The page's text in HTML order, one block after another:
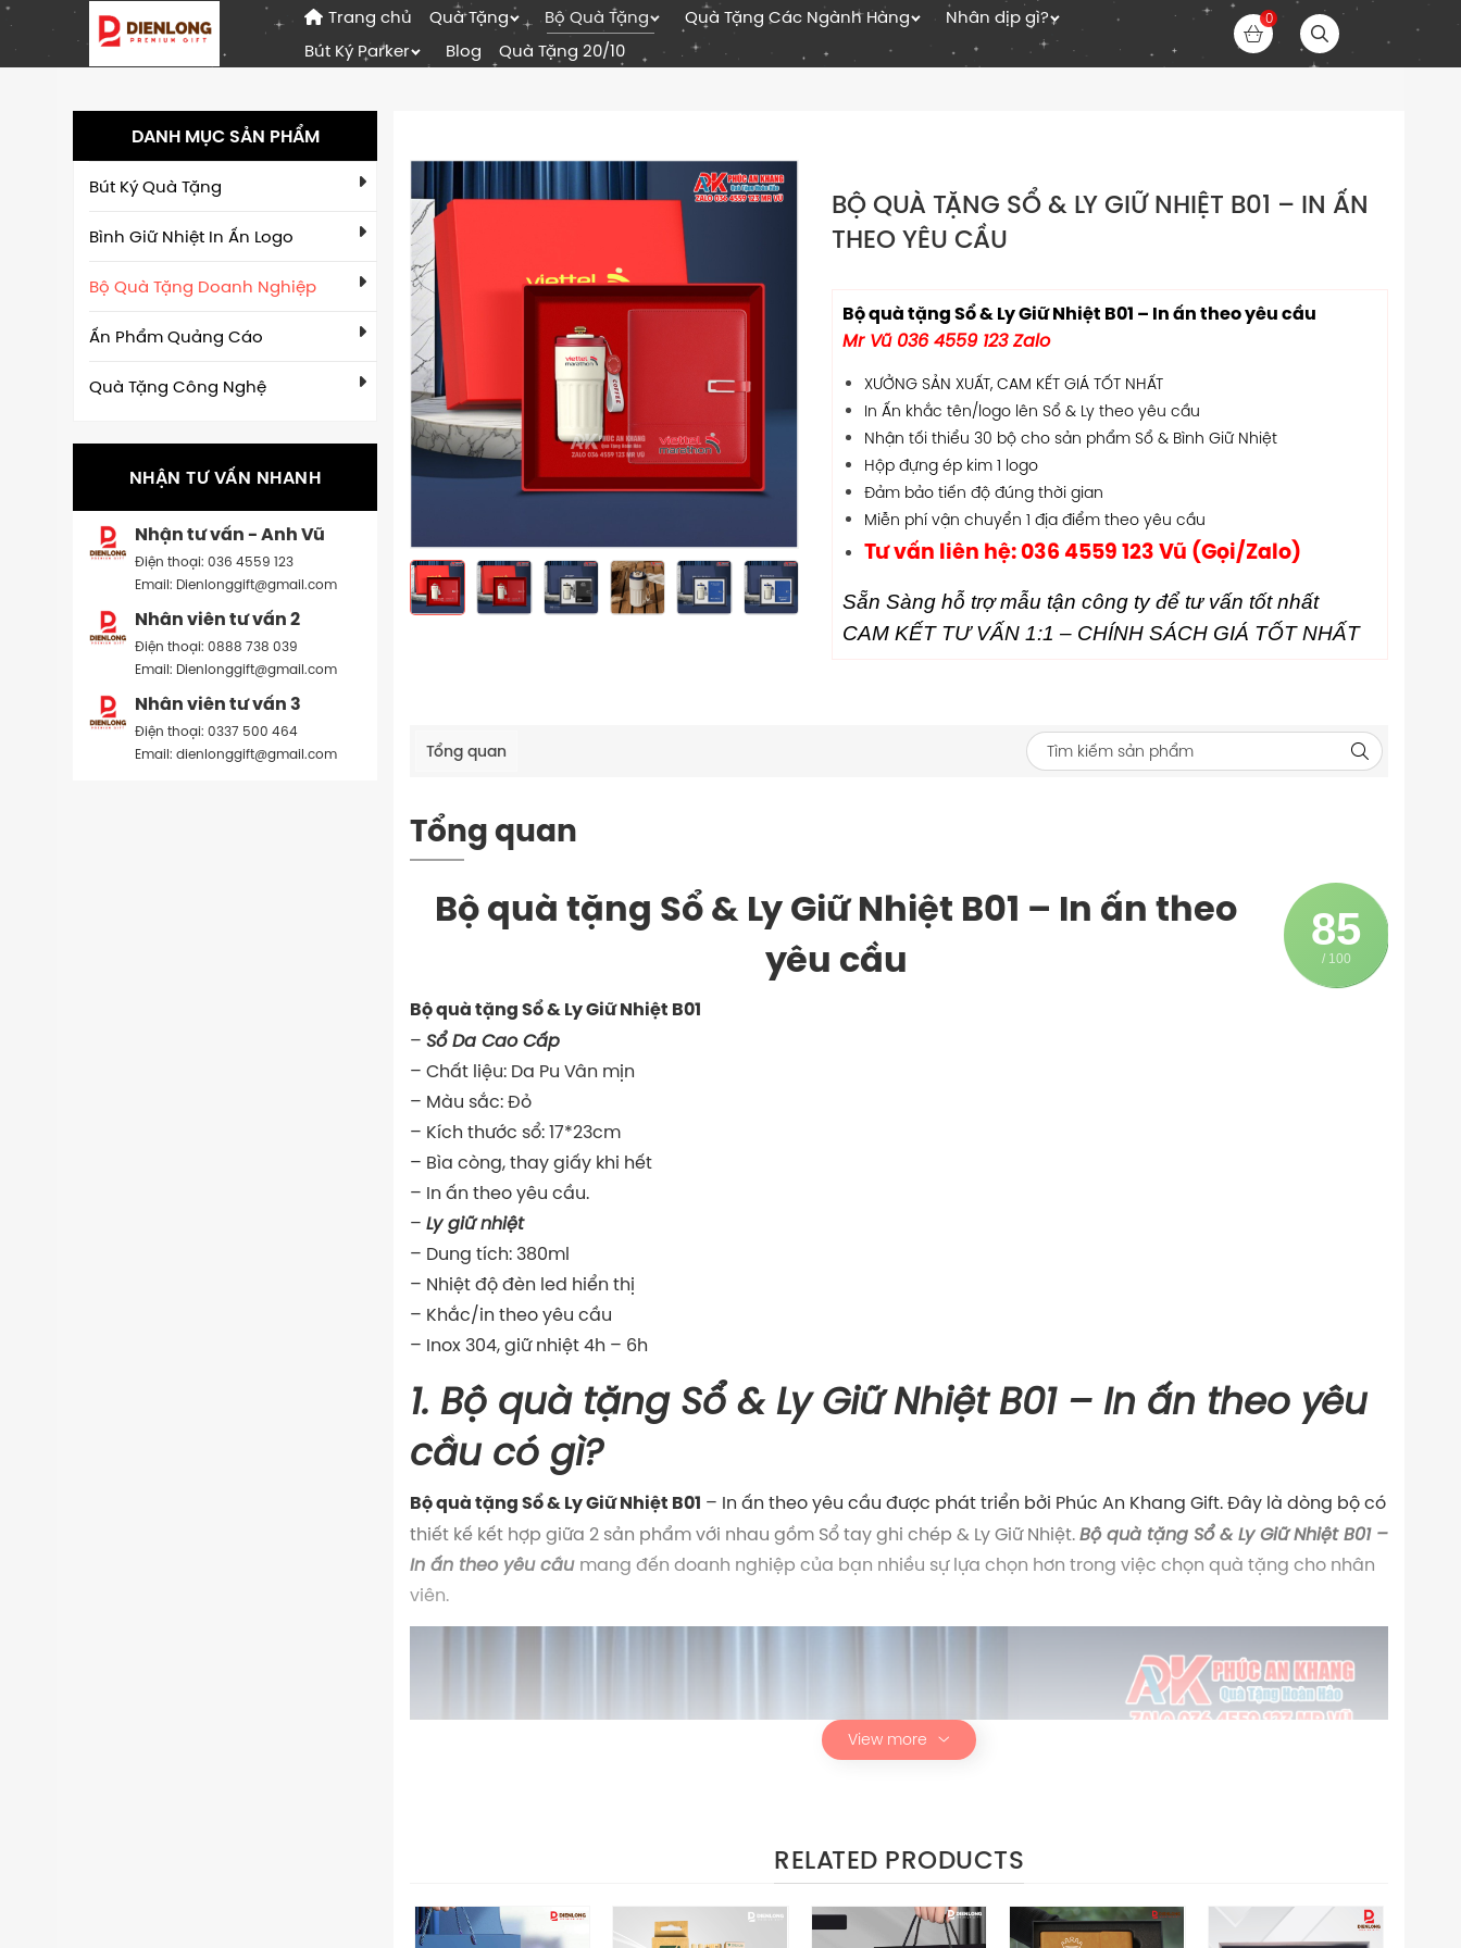
Trang chủ Quà Tặng Bộ Quà Tặng Quà Tặng Các Ngành Hàng
Nhân dịp gì?
Bút Ký Parker
Blog Quà Tặng 20/10
0
DANH MỤC SẢN PHẨM
Bút Ký Quà Tặng
Bình Giữ Nhiệt In Ấn Logo
Bộ Quà Tặng Doanh Nghiệp
Ấn Phẩm Quảng Cáo
Quà Tặng Công Nghệ
NHẬN TƯ VẤN NHANH
Nhận tư vấn - Anh Vũ
Điện thoại: 036 4559 123
Email: Dienlonggift@gmail.com
Nhân viên tư vấn 2
Điện thoại: 0888 738 039
Email: Dienlonggift@gmail.com
Nhân viên tư vấn 3
Điện thoại: 0337 500 464
Email: dienlonggift@gmail.com
BỘ QUÀ TẶNG SỔ & LY GIỮ NHIỆT B01 – IN ẤN
THEO YÊU CẦU
Bộ quà tặng Sổ & Ly Giữ Nhiệt B01 – In ấn theo yêu cầu
Mr Vũ 036 4559 123 Zalo
XƯỞNG SẢN XUẤT, CAM KẾT GIÁ TỐT NHẤT
In Ấn khắc tên/logo lên Sổ & Ly theo yêu cầu
Nhận tối thiểu 30 bộ cho sản phẩm Sổ & Bình Giữ Nhiệt
Hộp đựng ép kim 1 logo
Đảm bảo tiến độ đúng thời gian
Miễn phí vận chuyển 1 địa điểm theo yêu cầu
Tư vấn liên hệ: 036 4559 123 Vũ (Gọi/Zalo)
Sẵn Sàng hỗ trợ mẫu tận công ty để tư vấn tốt nhất
CAM KẾT TƯ VẤN 1:1 – CHÍNH SÁCH GIÁ TỐT NHẤT
Tổng quan
Tổng quan
85
/ 100
Bộ quà tặng Sổ & Ly Giữ Nhiệt B01 – In ấn theo
yêu cầu
Bộ quà tặng Sổ & Ly Giữ Nhiệt B01
– Sổ Da Cao Cấp
– Chất liệu: Da Pu Vân mịn
– Màu sắc: Đỏ
– Kích thước sổ: 17*23cm
– Bìa còng, thay giấy khi hết
– In ấn theo yêu cầu.
– Ly giữ nhiệt
– Dung tích: 380ml
– Nhiệt độ đèn led hiển thị
– Khắc/in theo yêu cầu
– Inox 304, giữ nhiệt 4h – 6h
1. Bộ quà tặng Sổ & Ly Giữ Nhiệt B01 – In ấn theo yêu
cầu có gì?
Bộ quà tặng Sổ & Ly Giữ Nhiệt B01 – In ấn theo yêu cầu được phát triển bởi Phúc An Khang Gift. Đây là dòng bộ có
thiết kế kết hợp giữa 2 sản phẩm với nhau gồm Sổ tay ghi chép & Ly Giữ Nhiệt.Bộ quà tặng Sổ & Ly Giữ Nhiệt B01 –
In ấn theo yêu cầu mang đến doanh nghiệp của bạn nhiều sự lựa chọn hơn trong việc chọn quà tặng cho nhân
viên.
View more
RELATED PRODUCTS